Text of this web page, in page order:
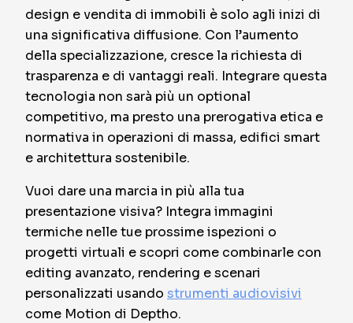
design e vendita di immobili è solo agli inizi di
una significativa diffusione. Con l’aumento
della specializzazione, cresce la richiesta di
trasparenza e di vantaggi reali. Integrare questa
tecnologia non sarà più un optional
competitivo, ma presto una prerogativa etica e
normativa in operazioni di massa, edifici smart
e architettura sostenibile.
Vuoi dare una marcia in più alla tua
presentazione visiva? Integra immagini
termiche nelle tue prossime ispezioni o
progetti virtuali e scopri come combinarle con
editing avanzato, rendering e scenari
personalizzati usando strumenti audiovisivi
come Motion di Deptho.